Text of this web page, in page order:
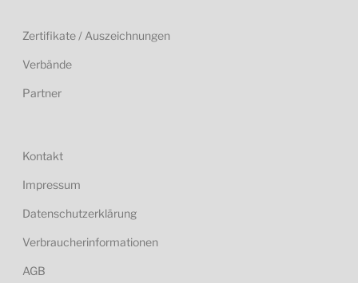
Zertifikate / Auszeichnungen
Verbände
Partner
Kontakt
Impressum
Datenschutzerklärung
Verbraucherinformationen
AGB